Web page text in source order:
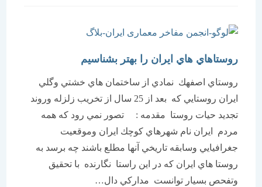
روستاهاي هاي ايران را بهتر بشناسيم
روستاي اصفهك نمادي از ساختمان هاي خشتي وگلي
ايران روستايي كه بعد از 25 سال از تخريب زلزله وروند
تجديد حيات روستا مقدمه : تصور نمي رود كه همه
مردم ايران نام شهرهاي كوچك ايران وموقعيت
جغرافيايي وسابقه تاريخي آنها مطلع باشند چه برسد به
روستا هاي ايران كه در اين راستا نگارنده با تحقيق
وتفحص بسيار توانست مداركي دال…